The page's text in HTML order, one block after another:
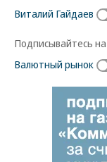
Виталий Гайдаев
Подписывайтесь
Валютный рынок